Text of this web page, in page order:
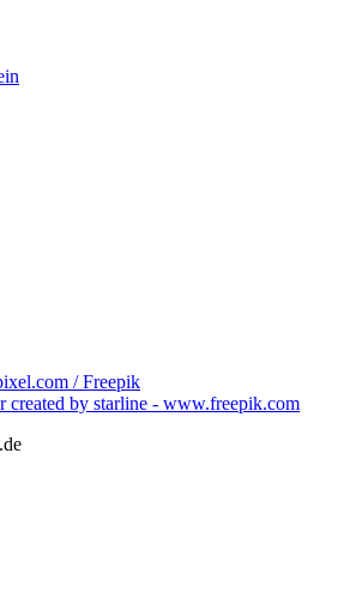
/ Freepik
created by starline - www.freepik.com